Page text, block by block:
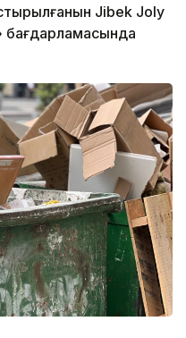
Jibek Joly
бағдарламасында